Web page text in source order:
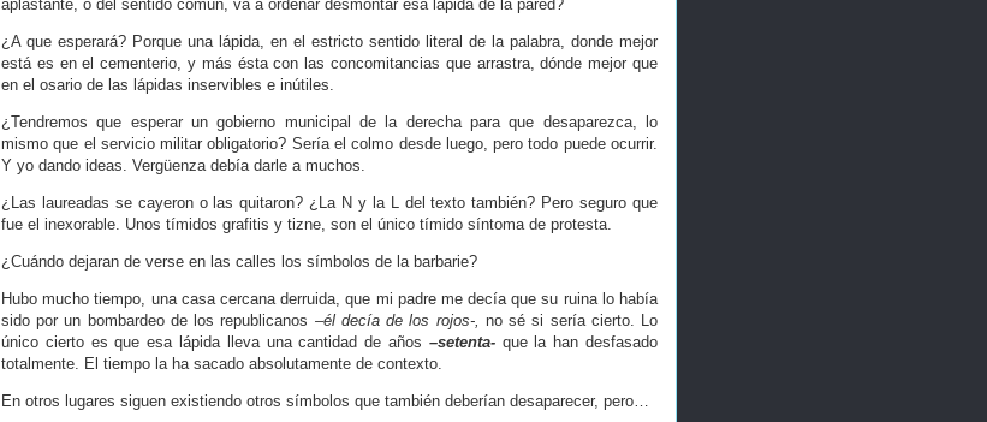
aplastante, o del sentido común, va a ordenar desmontar esa lápida de la pared?
¿A que esperará? Porque una lápida, en el estricto sentido literal de la palabra, donde mejor
está es en el cementerio, y más ésta con las concomitancias que arrastra, dónde mejor que
en el osario de las lápidas inservibles e inútiles.
¿Tendremos que esperar un gobierno municipal de la derecha para que desaparezca, lo
mismo que el servicio militar obligatorio? Sería el colmo desde luego, pero todo puede ocurrir.
Y yo dando ideas. Vergüenza debía darle a muchos.
¿Las laureadas se cayeron o las quitaron? ¿La N y la L del texto también? Pero seguro que
fue el inexorable. Unos tímidos grafitis y tizne, son el único tímido síntoma de protesta.
¿Cuándo dejaran de verse en las calles los símbolos de la barbarie?
Hubo mucho tiempo, una casa cercana derruida, que mi padre me decía que su ruina lo había
sido por un bombardeo de los republicanos –él decía de los rojos-, no sé si sería cierto. Lo
único cierto es que esa lápida lleva una cantidad de años –setenta-que la han desfasado
totalmente. El tiempo la ha sacado absolutamente de contexto.
En otros lugares siguen existiendo otros símbolos que también deberían desaparecer, pero…